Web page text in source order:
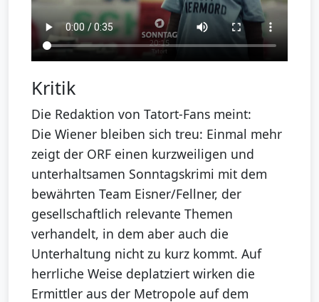
Kritik
Die Redaktion von Tatort-Fans meint:
Die Wiener bleiben sich treu: Einmal mehr
zeigt der ORF einen kurzweiligen und
unterhaltsamen Sonntagskrimi mit dem
bewährten Team Eisner/Fellner, der
gesellschaftlich relevante Themen
verhandelt, in dem aber auch die
Unterhaltung nicht zu kurz kommt. Auf
herrliche Weise deplatziert wirken die
Ermittler aus der Metropole auf dem